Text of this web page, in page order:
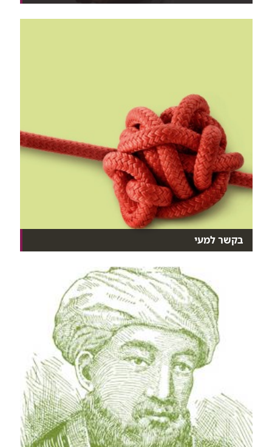
ד"ר ישי לכטר רופא בכיר במכון לגסטרואנטרולוגיה. מטפ...
בקשר למעי
במרפאה המשולבת הרב תחומית למחלות מעי דלקתיות